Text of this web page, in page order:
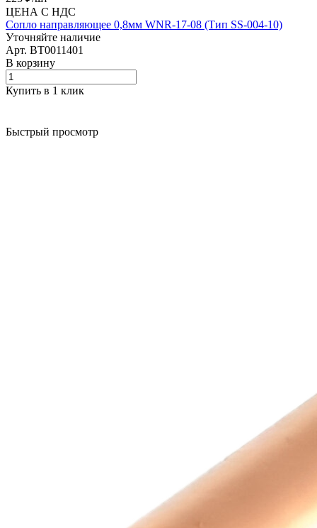
ЦЕНА С НДС
Сопло направляющее 0,8мм WNR-17-08 (Тип SS-004-10)
Уточняйте наличие
Арт. BT0011401
В корзину
Купить в 1 клик
Быстрый просмотр